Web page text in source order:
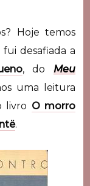
Hoje temos
desafiada a
, doMeu
uma leitura
livro O morro
.